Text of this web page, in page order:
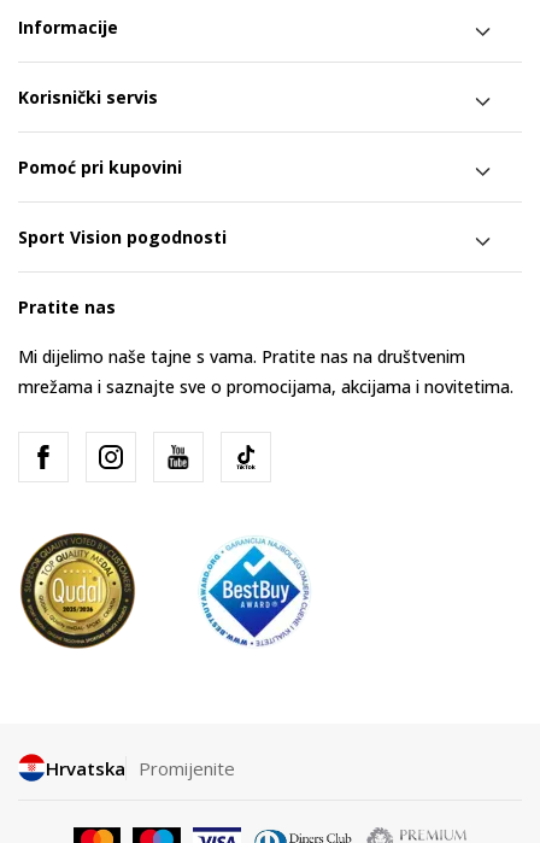
Informacije
Korisnički servis
Pomoć pri kupovini
Sport Vision pogodnosti
Pratite nas
Mi dijelimo naše tajne s vama. Pratite nas na društvenim
mrežama i saznajte sve o promocijama, akcijama i novitetima.
Hrvatska Promijenite